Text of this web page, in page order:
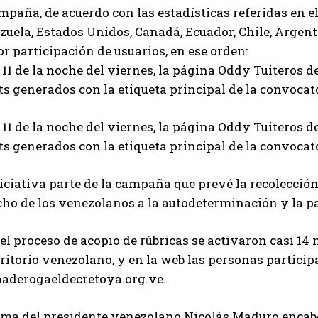
de acuerdo con las estadísticas referidas en
Estados Unidos, Canadá, Ecuador, Chile,
participación de usuarios, en ese orden:
de la noche del viernes, la página Oddy Tuiteros
generados con la etiqueta principal de la
de la noche del viernes, la página Oddy Tuiteros
generados con la etiqueta principal de la
parte de la campaña que prevé la
de los venezolanos a la autodeterminación y la
proceso de acopio de rúbricas se activaron casi
venezolano, y en la web las personas